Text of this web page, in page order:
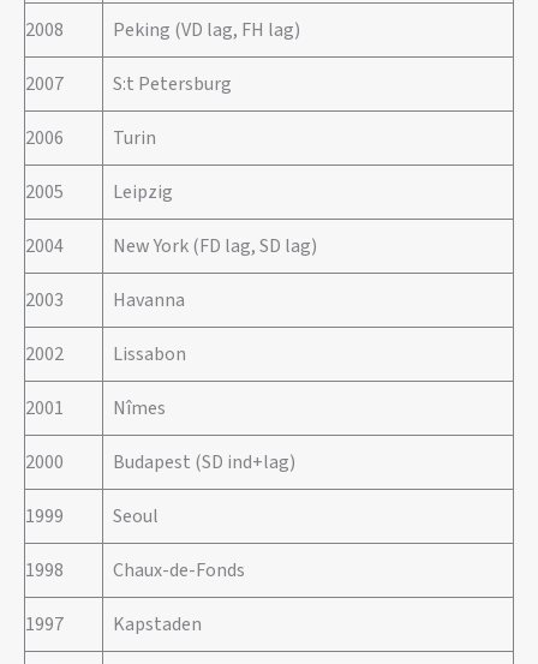
2008 Peking (VD lag, FH lag)
2007 S:t Petersburg
2006 Turin
2005 Leipzig
2004 New York (FD lag, SD lag)
2003 Havanna
2002 Lissabon
2001 Nîmes
2000 Budapest (SD ind+lag)
1999 Seoul
1998 Chaux-de-Fonds
1997 Kapstaden